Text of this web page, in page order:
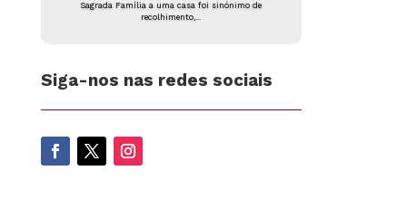
Sagrada Família a uma casa foi sinónimo de
recolhimento,...
Siga-nos nas redes sociais